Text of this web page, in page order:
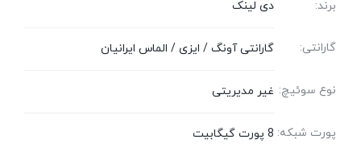
برند: دی لینک
گارانتی: گارانتی آونگ / ایزی / الماس ایرانیان
نوع سوئیچ: غیر مدیریتی
پورت شبکه: 8 پورت گیگابیت